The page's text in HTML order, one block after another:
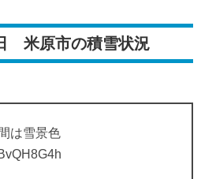
米原市の積雪状況
は雪景色